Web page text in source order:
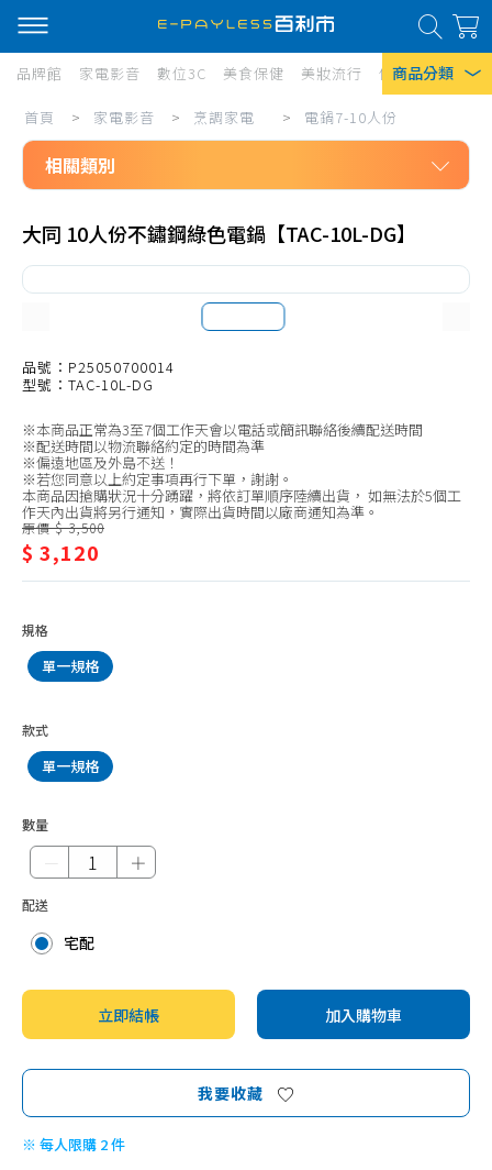
商品分類
熱門搜尋
風扇
除濕機
衛生紙
品牌館 家電影音 數位3C 美食保健 美妝流行 傢俱寢具 居
家
電
影
音/
烹
調
電/
電
鍋
7-
10
人
份
首頁 > 家電影音 > 烹調家電 > 電鍋7-10人份
相關類別
烹調家電
電烤箱21L-40L
電烤箱41L以上
微波爐20L以下
微波爐21-30L
微波爐31L以上
電鍋6人份以下
電鍋7-10人份
電鍋11人份以上
電子鍋5人份以下
電子鍋7-10人份
電子鍋11人份以上
大同 10人份不鏽鋼綠色電鍋【TAC-10L-DG】
品號：P25050700014
型號：TAC-10L-DG
※本商品正常為3至7個工作天會以電話或簡訊聯絡後續配送時間
※配送時間以物流聯絡約定的時間為準
※偏遠地區及外島不送！
※若您同意以上約定事項再行下單，謝謝。
本商品因搶購狀況十分踴躍，將依訂單順序陸續出貨， 如無法於5個工
作天內出貨將另行通知，實際出貨時間以廠商通知為準。
原價 $ 3,500
$ 3,120
規格
單一規格
款式
單一規格
數量
＋
配送
宅配
立即結帳 加入購物車
我要收藏
※ 每人限購 2 件